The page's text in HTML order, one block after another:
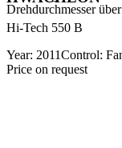
Drehdurchmesser
Hi-Tech 550 B
Year: 2011Control:
Price on request